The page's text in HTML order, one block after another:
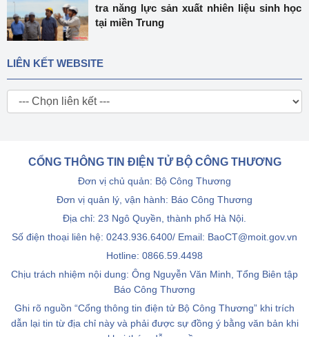
tra năng lực sản xuất nhiên liệu sinh học
tại miền Trung
LIÊN KẾT WEBSITE
CỔNG THÔNG TIN ĐIỆN TỬ BỘ CÔNG THƯƠNG
Đơn vị chủ quản: Bộ Công Thương
Đơn vị quản lý, vận hành: Báo Công Thương
Địa chỉ: 23 Ngô Quyền, thành phố Hà Nội.
Số điện thoại liên hệ: 0243.936.6400/ Email: BaoCT@moit.gov.vn
Hotline: 0866.59.4498
Chịu trách nhiệm nội dung: Ông Nguyễn Văn Minh, Tổng Biên tập
Báo Công Thương
Ghi rõ nguồn “Cổng thông tin điện tử Bộ Công Thương” khi trích
dẫn lại tin từ địa chỉ này và phải được sự đồng ý bằng văn bản khi